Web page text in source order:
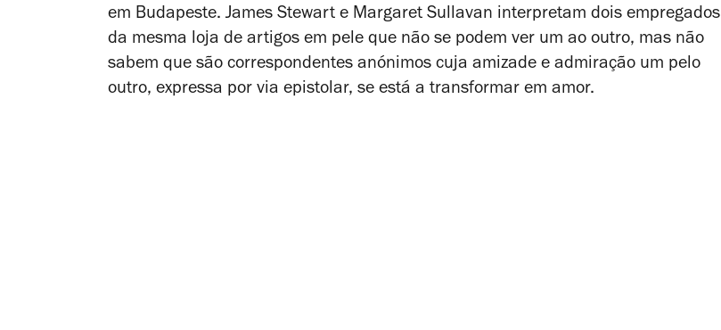
em Budapeste. James Stewart e Margaret Sullavan interpretam dois empregados
da mesma loja de artigos em pele que não se podem ver um ao outro, mas não
sabem que são correspondentes anónimos cuja amizade e admiração um pelo
outro, expressa por via epistolar, se está a transformar em amor.